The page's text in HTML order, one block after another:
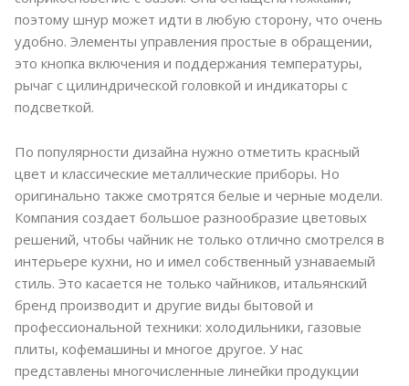
поэтому шнур может идти в любую сторону, что очень
удобно. Элементы управления простые в обращении,
это кнопка включения и поддержания температуры,
рычаг с цилиндрической головкой и индикаторы с
подсветкой.
По популярности дизайна нужно отметить красный
цвет и классические металлические приборы. Но
оригинально также смотрятся белые и черные модели.
Компания создает большое разнообразие цветовых
решений, чтобы чайник не только отлично смотрелся в
интерьере кухни, но и имел собственный узнаваемый
стиль. Это касается не только чайников, итальянский
бренд производит и другие виды бытовой и
профессиональной техники: холодильники, газовые
плиты, кофемашины и многое другое. У нас
представлены многочисленные линейки продукции